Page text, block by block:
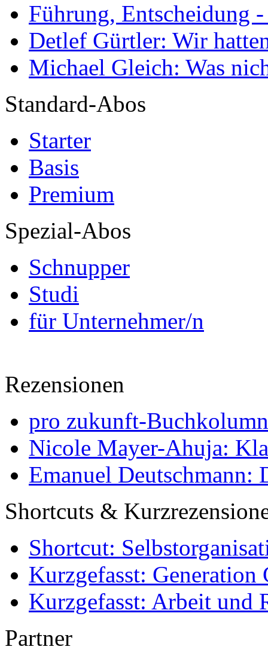
Führung, Entscheidung
Detlef Gürtler: Wir
Michael Gleich: Was
Standard-Abos
Starter
Basis
Premium
Spezial-Abos
Schnupper
Studi
für Unternehmer/n
Rezensionen
pro zukunft-
Nicole Mayer-Ahuja:
Emanuel Deutschmann:
Shortcuts &
Shortcut:
Kurzgefasst: Generation
Kurzgefasst: Arbeit und
Partner